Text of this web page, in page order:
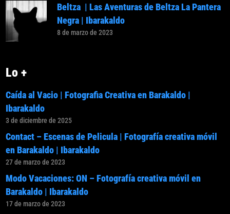
Beltza | Las Aventuras de Beltza La Pantera
Negra | Ibarakaldo
8 de marzo de 2023
Lo +
Caída al Vacio | Fotografia Creativa en Barakaldo |
Ibarakaldo
3 de diciembre de 2025
Contact – Escenas de Pelicula | Fotografía creativa móvil
en Barakaldo | Ibarakaldo
27 de marzo de 2023
Modo Vacaciones: ON – Fotografía creativa móvil en
Barakaldo | Ibarakaldo
17 de marzo de 2023